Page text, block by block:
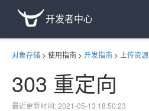
开发者中心
对象存储 > 使用指南 > 开发指南 > 上传资源
303 重定向
最近更新时间: 2021-05-13 18:50:23